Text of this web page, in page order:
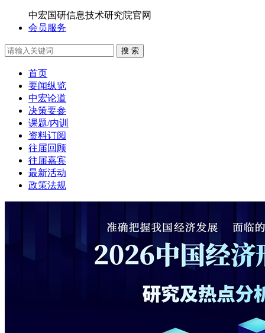
中宏国研信息技术研究院官网
会员服务
搜 索
首页
要闻纵览
中宏论道
决策要参
课题/内训
资料订阅
往届回顾
往届嘉宾
最新活动
政策法规